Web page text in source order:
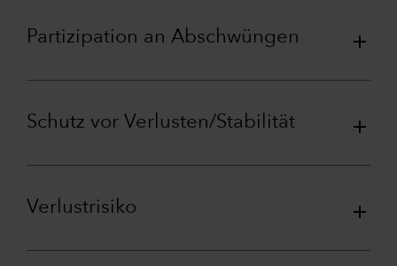
Partizipation an Abschwüngen
Schutz vor Verlusten/Stabilität
Verlustrisiko